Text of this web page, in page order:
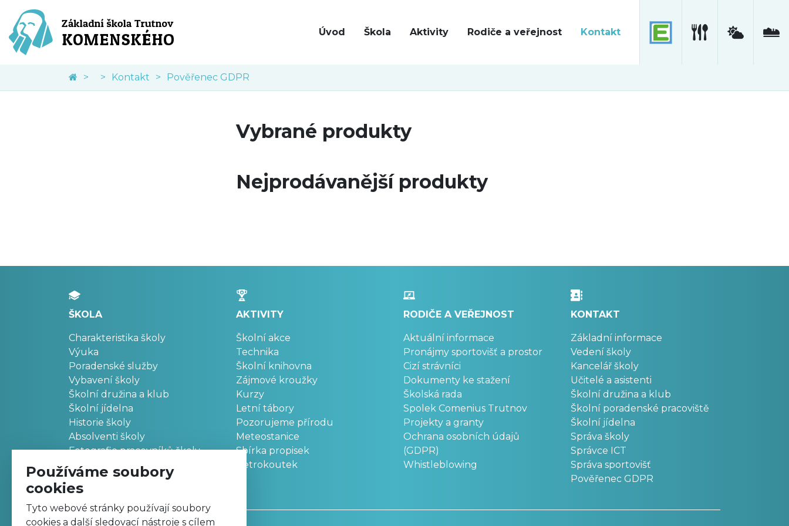
Úvod Škola Aktivity Rodiče a veřejnost Kontakt
Kontakt Pověřenec GDPR
Vybrané produkty
Nejprodávanější produkty
ŠKOLA
Charakteristika školy
Výuka
Poradenské služby
Vybavení školy
Školní družina a klub
Školní jídelna
Historie školy
Absolventi školy
Fotografie pracovníků školy
AKTIVITY
Školní akce
Technika
Školní knihovna
Zájmové kroužky
Kurzy
Letní tábory
Pozorujeme přírodu
Meteostanice
Sbírka propisek
Retrokoutek
RODIČE A VEŘEJNOST
Aktuální informace
Pronájmy sportovišť a prostor
Cizí strávníci
Dokumenty ke stažení
Školská rada
Spolek Comenius Trutnov
Projekty a granty
Ochrana osobních údajů
(GDPR)
Whistleblowing
KONTAKT
Základní informace
Vedení školy
Kancelář školy
Učitelé a asistenti
Školní družina a klub
Školní poradenské pracoviště
Školní jídelna
Správa školy
Správce ICT
Správa sportovišť
Pověřenec GDPR
Používáme soubory
cookies
Tyto webové stránky používají soubory
cookies a další sledovací nástroje s cílem